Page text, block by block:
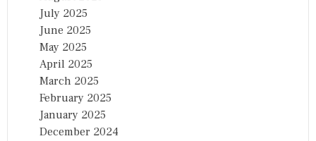
July 2025
June 2025
May 2025
April 2025
March 2025
February 2025
January 2025
December 2024